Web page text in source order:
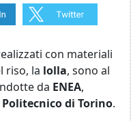
con materiali
riso, la lolla, sono al
da ENEA,
Politecnico di Torino.